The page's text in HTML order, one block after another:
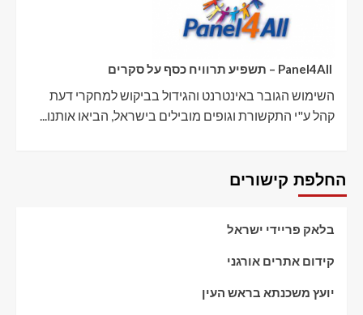
השימוש הגובר באינטרנט והגידול בביקוש למחקרי דעת
קהל ע"י התקשורת וגופים מובילים בישראל, הביאו אותנו...
החלפת קישורים
בלאק פריידי ישראל
קידום אתרים אורגני
יועץ משכנתא בראש העין